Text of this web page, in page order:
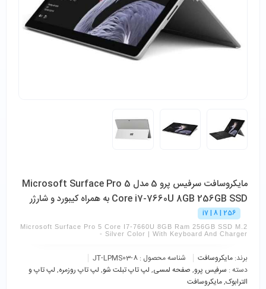
مایکروسافت سرفیس پرو 5 مدل Microsoft Surface Pro 5
Core i7-7660U 8GB 256GB SSD به همراه کیبورد و شارژر
i7 | 8 | 256
Microsoft Surface Pro 5 Core I7-7660U 8GB Ram 256GB SSD M.2
- Silver Color | With Keyboard And Charger
برند: مایکروسافت شناسه محصول : JT-LPMS03-8
دسته : سرفیس پرو, صفحه لمسی, لپ تاپ تبلت شو, لپ تاپ روزمره, لپ تاپ و
الترابوک,مایکروسافت